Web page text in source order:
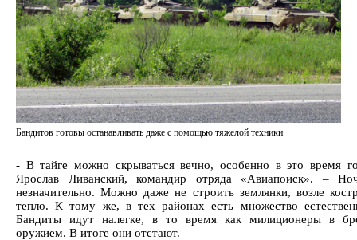
Бандитов готовы останавливать даже с помощью тяжелой техники
- В тайге можно скрываться вечно, особенно в это время
Ярослав Ливанский, командир отряда «Авиапоиск». –
незначительно. Можно даже не строить землянки, возле
тепло. К тому же, в тех районах есть множество
Бандиты идут налегке, в то время как милиционеры в
оружием. В итоге они отстают.